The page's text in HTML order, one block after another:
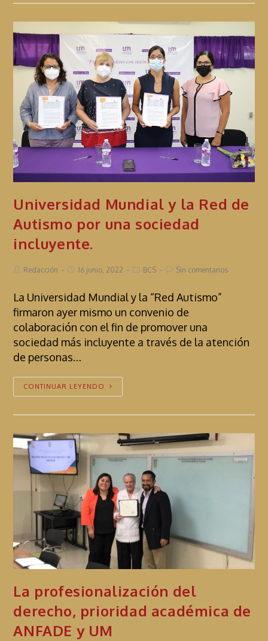
Universidad Mundial y la Red de
Autismo por una sociedad
incluyente.
Redacción 16 junio, 2022 BCS Sin comentarios
La Universidad Mundial y la “Red Autismo”
firmaron ayer mismo un convenio de
colaboración con el fin de promover una
sociedad más incluyente a través de la atención
de personas…
CONTINUAR LEYENDO
La profesionalización del
derecho, prioridad académica de
ANFADE y UM